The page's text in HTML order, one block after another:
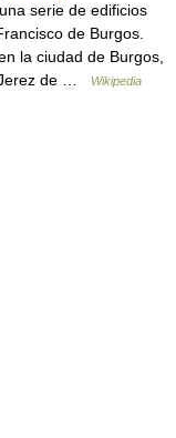
serie de edificios
de Burgos.
la ciudad de Burgos,
Jerez de …
Wikipedia